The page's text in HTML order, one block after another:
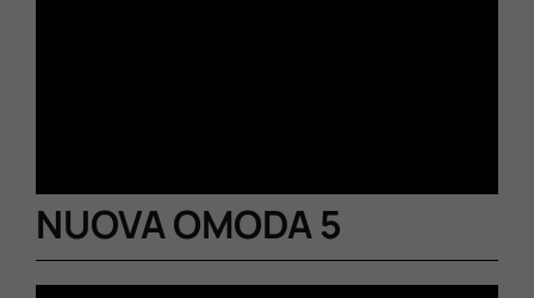
NUOVA OMODA 5